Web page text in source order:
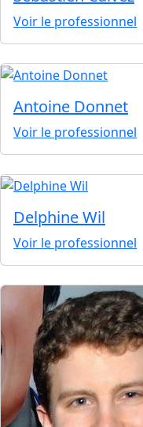
Voir le professionnel
Antoine Donnet
Voir le professionnel
Delphine Wil
Voir le professionnel